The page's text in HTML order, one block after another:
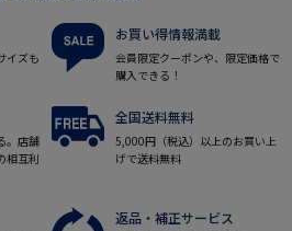
イズも
お買い得情報満載
会員限定クーポンや、限定価格で
購入できる！
。店舗
相互利
全国送料無料
5,000円（税込）以上のお買い上
げで送料無料
返品・補正サービス